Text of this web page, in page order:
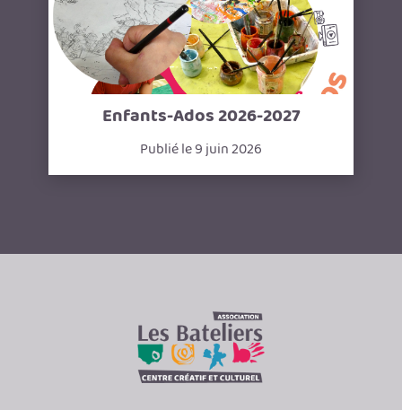
Enfants-Ados 2026-2027
Publié le 9 juin 2026